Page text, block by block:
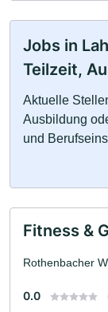
Jobs in
Teilzeit,
Aktuelle
Ausbildung
und
Fitness &
Rothenbacher
0.0